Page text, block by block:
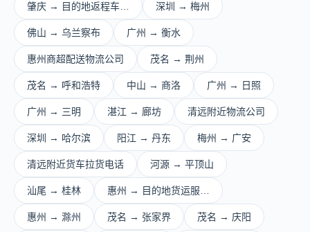
肇庆 → 目的地返程车… 深圳 → 梅州
佛山 → 乌兰察布 广州 → 衡水
惠州商超配送物流公司 茂名 → 荆州
茂名 → 呼和浩特 中山 → 商洛 广州 → 日照
广州 → 三明 湛江 → 廊坊 清远附近物流公司
深圳 → 哈尔滨 阳江 → 丹东 梅州 → 广安
清远附近货车拉货电话 河源 → 平顶山
汕尾 → 桂林 惠州 → 目的地货运服…
惠州 → 滁州 茂名 → 张家界 茂名 → 庆阳